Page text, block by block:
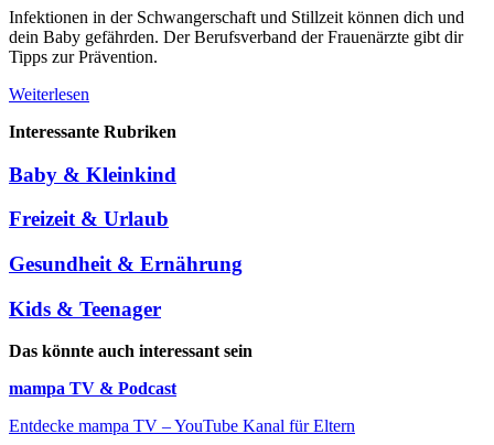
Infektionen in der Schwangerschaft und Stillzeit können dich und
dein Baby gefährden. Der Berufsverband der Frauenärzte gibt dir
Tipps zur Prävention.
Weiterlesen
Interessante Rubriken
Baby & Kleinkind
Freizeit & Urlaub
Gesundheit & Ernährung
Kids & Teenager
Das könnte auch interessant sein
mampa TV & Podcast
Entdecke mampa TV – YouTube Kanal für Eltern